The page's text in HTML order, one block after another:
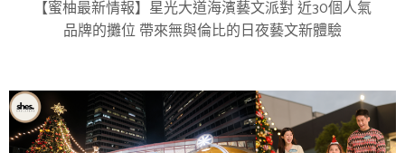
【蜜柚最新情報】星光大道海濱藝文派對 近30個人氣
品牌的攤位 帶來無與倫比的日夜藝文新體驗